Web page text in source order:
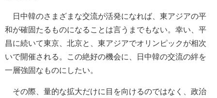
日中韓のさまざまな交流が活発になれば、東アジアの平
和が確固たるものになることは言うまでもない。幸い、平
昌に続いて東京、北京と、東アジアでオリンピックが相次
いで開催される。この絶好の機会に、日中韓の交流の絆を
一層強固なものにしたい。
その際、量的な拡大だけに目を向けるのではなく、政治